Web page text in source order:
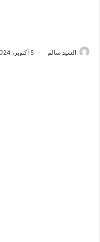
السيد سالم 5 أكتوبر، 2024